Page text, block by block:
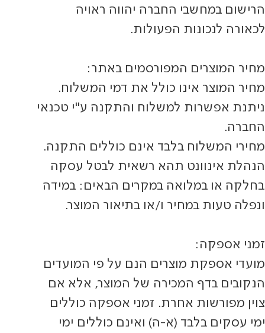
הרישום במחשבי החברה יהווה ראויה
לכאורה לנכונות הפעולות.
מחיר המוצרים המפורסמים באתר:
מחיר המוצר אינו כולל את דמי המשלוח.
ניתנת אפשרות למשלוח והתקנה ע"י טכנאי
החברה.
מחירי המשלוח בלבד אינם כוללים התקנה.
הנהלת אינוונט תהא רשאית לבטל עסקה
בחלקה או במלואה במקרים הבאים: במידה
ונפלה טעות במחיר ו/או בתיאור המוצר.
זמני אספקה:
מועדי אספקת מוצרים הנם על פי המועדים
הנקובים בדף המכירה של המוצר, אלא אם
צוין מפורשות אחרת. זמני אספקה כוללים
ימי עסקים בלבד (א-ה) ואינם כוללים ימי